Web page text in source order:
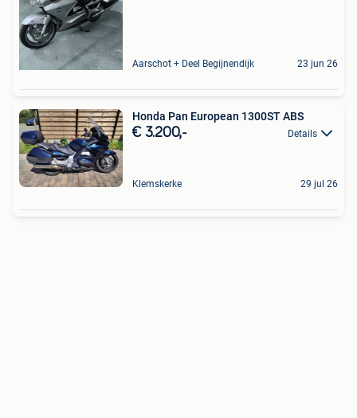
Aarschot + Deel Begijnendijk 23 jun 26
Honda Pan European 1300ST ABS
€ 3.200,- Details
Klemskerke 29 jul 26